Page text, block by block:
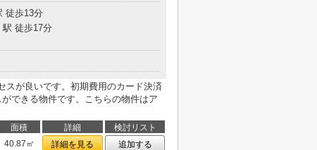
徒歩13分
駅 徒歩17分
スが良いです。初期費用のカード決済
できる物件です。こちらの物件はア
面積 詳細
検討リスト
40.87㎡ 詳細を見る
追加する